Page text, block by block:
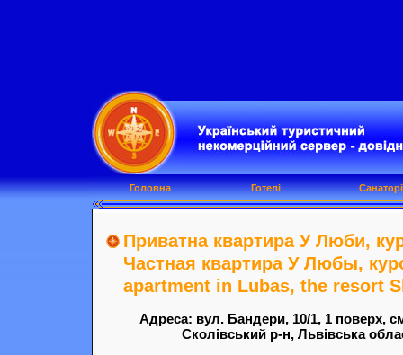
Приватна квартира У Люби,
Частная квартира У Любы,
apartment in Lubas, the resort
Адреса: вул. Бандери, 10/1, 1 поверх,
Сколівський р-н, Львівська
Головна Готелі